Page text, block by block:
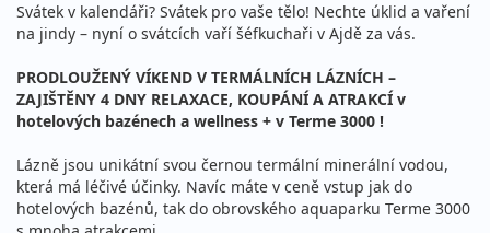
Svátek v kalendáři? Svátek pro vaše tělo! Nechte úklid a vaření
na jindy – nyní o svátcích vaří šéfkuchaři v Ajdě za vás.
PRODLOUŽENÝ VÍKEND V TERMÁLNÍCH LÁZNÍCH –
ZAJIŠTĚNY 4 DNY RELAXACE, KOUPÁNÍ A ATRAKCÍ v
hotelových bazénech a wellness + v Terme 3000 !
Lázně jsou unikátní svou černou termální minerální vodou,
která má léčivé účinky. Navíc máte v ceně vstup jak do
hotelových bazénů, tak do obrovského aquaparku Terme 3000